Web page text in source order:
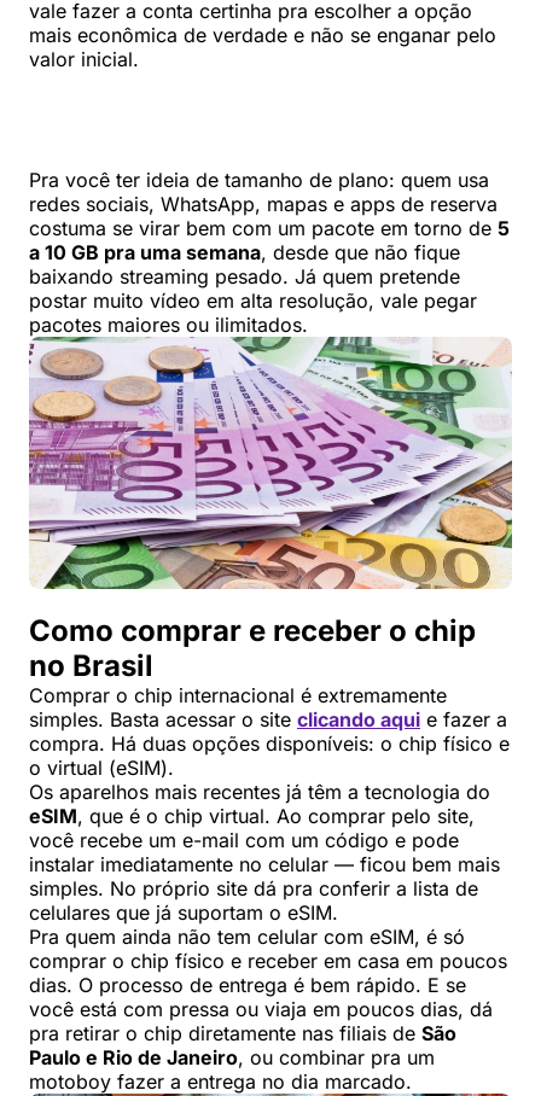
vale fazer a conta certinha pra escolher a opção
mais econômica de verdade e não se enganar pelo
valor inicial.
Pra você ter ideia de tamanho de plano: quem usa
redes sociais, WhatsApp, mapas e apps de reserva
costuma se virar bem com um pacote em torno de 5
a 10 GB pra uma semana, desde que não fique
baixando streaming pesado. Já quem pretende
postar muito vídeo em alta resolução, vale pegar
pacotes maiores ou ilimitados.
Como comprar e receber o chip
no Brasil
Comprar o chip internacional é extremamente
simples. Basta acessar o site clicando aqui e fazer a
compra. Há duas opções disponíveis: o chip físico e
o virtual (eSIM).
Os aparelhos mais recentes já têm a tecnologia do
eSIM, que é o chip virtual. Ao comprar pelo site,
você recebe um e-mail com um código e pode
instalar imediatamente no celular — ficou bem mais
simples. No próprio site dá pra conferir a lista de
celulares que já suportam o eSIM.
Pra quem ainda não tem celular com eSIM, é só
comprar o chip físico e receber em casa em poucos
dias. O processo de entrega é bem rápido. E se
você está com pressa ou viaja em poucos dias, dá
pra retirar o chip diretamente nas filiais de São
Paulo e Rio de Janeiro, ou combinar pra um
motoboy fazer a entrega no dia marcado.